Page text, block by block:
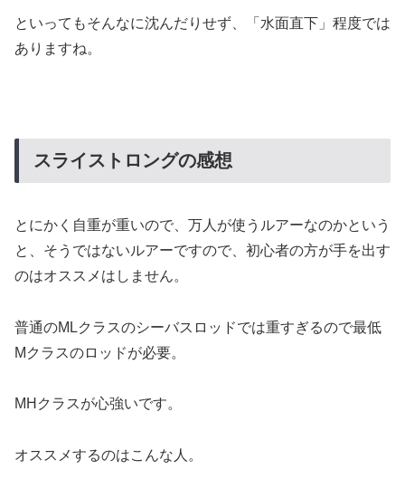
といってもそんなに沈んだりせず、「水面直下」程度では
ありますね。
スライストロングの感想
とにかく自重が重いので、万人が使うルアーなのかという
と、そうではないルアーですので、初心者の方が手を出す
のはオススメはしません。
普通のMLクラスのシーバスロッドでは重すぎるので最低
Mクラスのロッドが必要。
MHクラスが心強いです。
オススメするのはこんな人。